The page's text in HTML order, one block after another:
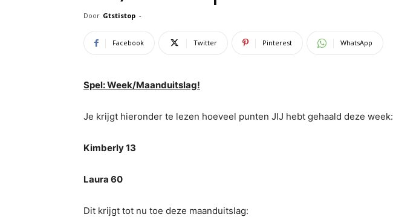
Door Gtstistop -
Facebook Twitter Pinterest WhatsApp
Spel: Week/Maanduitslag!
Je krijgt hieronder te lezen hoeveel punten JIJ hebt gehaald deze week:
Kimberly 13
Laura 60
Dit krijgt tot nu toe deze maanduitslag: